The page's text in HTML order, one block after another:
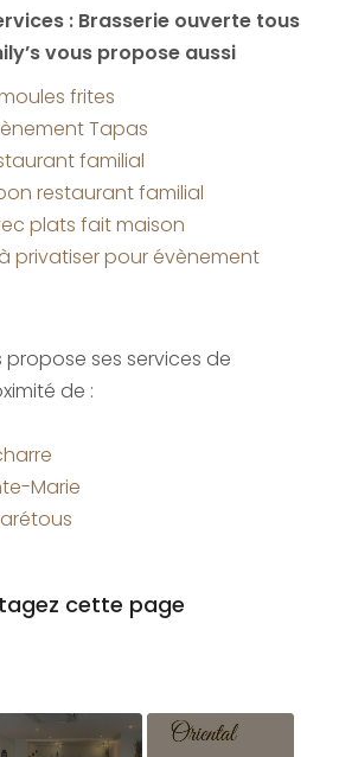
: Brasserie ouverte tous
vous propose aussi
frites
Tapas
familial
restaurant familial
plats fait maison
privatiser pour évènement
propose ses services de
de :
Marie